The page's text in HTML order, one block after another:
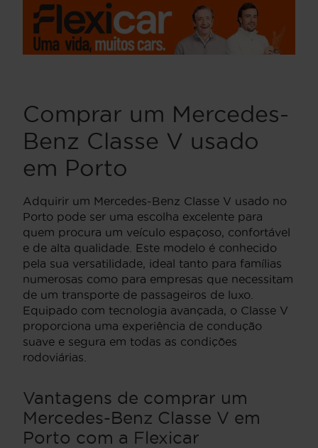
Comprar um Mercedes-
Benz Classe V usado
em Porto
Adquirir um Mercedes-Benz Classe V usado no
Porto pode ser uma escolha excelente para
quem procura um veículo espaçoso, confortável
e de alta qualidade. Este modelo é conhecido
pela sua versatilidade, ideal tanto para famílias
numerosas como para empresas que necessitam
de um transporte de passageiros de luxo.
Equipado com tecnologia avançada, o Classe V
proporciona uma experiência de condução
suave e segura em todas as condições
rodoviárias.
Vantagens de comprar um
Mercedes-Benz Classe V em
Porto com a Flexicar